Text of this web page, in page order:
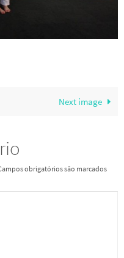
Next image
obrigatórios são marcados